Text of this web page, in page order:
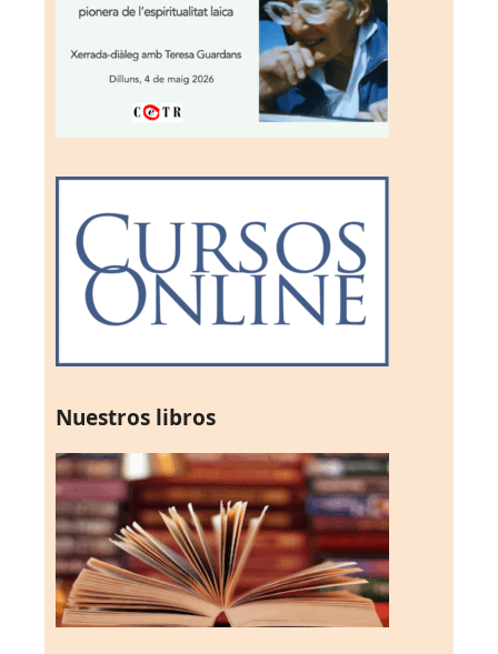
Nuestros libros